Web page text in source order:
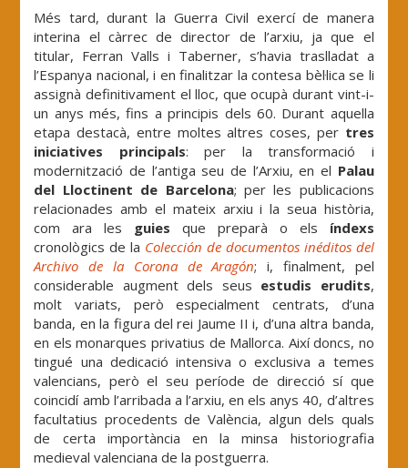
Més tard, durant la Guerra Civil exercí de manera
interina el càrrec de director de l’arxiu, ja que el
titular, Ferran Valls i Taberner, s’havia traslladat a
l’Espanya nacional, i en finalitzar la contesa bèl·lica se li
assignà definitivament el lloc, que ocupà durant vint-i-
un anys més, fins a principis dels 60. Durant aquella
etapa destacà, entre moltes altres coses, per tres
iniciatives principals: per la transformació i
modernització de l’antiga seu de l’Arxiu, en el Palau
del Lloctinent de Barcelona; per les publicacions
relacionades amb el mateix arxiu i la seua història,
com ara les guies que preparà o els índexs
cronològics de la Colección de documentos inéditos del
Archivo de la Corona de Aragón; i, finalment, pel
considerable augment dels seus estudis erudits,
molt variats, però especialment centrats, d’una
banda, en la figura del rei Jaume II i, d’una altra banda,
en els monarques privatius de Mallorca. Així doncs, no
tingué una dedicació intensiva o exclusiva a temes
valencians, però el seu període de direcció sí que
coincidí amb l’arribada a l’arxiu, en els anys 40, d’altres
facultatius procedents de València, algun dels quals
de certa importància en la minsa historiografia
medieval valenciana de la postguerra.